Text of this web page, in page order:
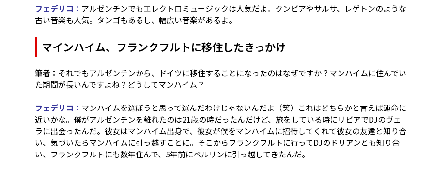
フェデリコ： アルゼンチンでもエレクトロミュージックは人気だよ。クンビアやサルサ、レゲトンのような
古い音楽も人気。タンゴもあるし、幅広い音楽があるよ。
マインハイム、フランクフルトに移住したきっかけ
筆者： それでもアルゼンチンから、ドイツに移住することになったのはなぜですか？マンハイムに住んでい
た期間が長いんですよね？どうしてマンハイム？
フェデリコ： マンハイムを選ぼうと思って選んだわけじゃないんだよ（笑）これはどちらかと言えば運命に
近いかな。僕がアルゼンチンを離れたのは21歳の時だったんだけど、旅をしている時にリビアでDJのヴェ
ラに出会ったんだ。彼女はマンハイム出身で、彼女が僕をマンハイムに招待してくれて彼女の友達と知り合
い、気づいたらマンハイムに引っ越すことに。そこからフランクフルトに行ってDJのドリアンとも知り合
い、フランクフルトにも数年住んで、5年前にベルリンに引っ越してきたんだ。